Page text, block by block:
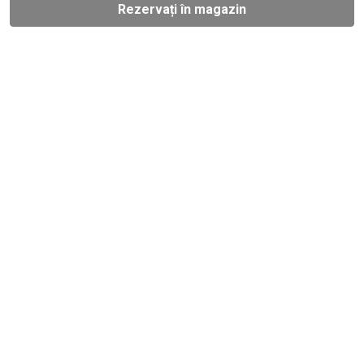
Rezervați în magazin